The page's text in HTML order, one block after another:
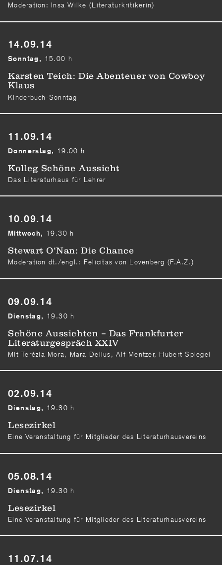
Moderation: Insa Wilke (Literaturkritikerin)
14.09.14
Sonntag, 15.00 h
Karsten Teich: Die Abenteuer von Cowboy
Klaus
Kinderbuch-Sonntag
11.09.14
Donnerstag, 19.00 h
Kolleg Schöne Aussicht
Das Literaturhaus für Lehrer
10.09.14
Mittwoch, 19.30 h
Stewart O‘Nan: Die Chance
Moderation dt./engl.: Felicitas von Lovenberg (F.A.Z.)
09.09.14
Dienstag, 19.30 h
Schöne Aussichten – Das Frankfurter
Literaturgespräch XXIV
Mit Terézia Mora, Mara Delius, Alf Mentzer, Hubert Spiegel
02.09.14
Dienstag, 19.30 h
Lesezirkel
Eine Veranstaltung für Mitglieder des Literaturhausvereins
05.08.14
Dienstag, 19.30 h
Lesezirkel
Eine Veranstaltung für Mitglieder des Literaturhausvereins
11.07.14